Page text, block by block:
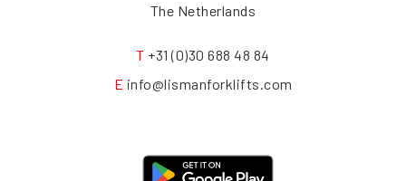
The Netherlands
T +31 (0)30 688 48 84
E info@lismanforklifts.com